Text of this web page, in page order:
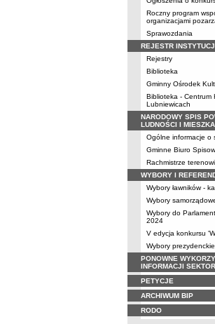
Roczny program
organizacjami
Sprawozdania
REJESTR
Rejestry
Biblioteka
Gminny Ośrodek
Biblioteka - Centrum
Lubniewicach
NARODOWY SPIS
LUDNOŚCI I
Ogólne informacje o
Gminne Biuro
Rachmistrze terenowi
WYBORY I
Wybory ławników -
Wybory
Wybory do
2024
V edycja konkursu
Wybory
PONOWNE
INFORMACJI
PETYCJE
ARCHIWUM BIP
RODO